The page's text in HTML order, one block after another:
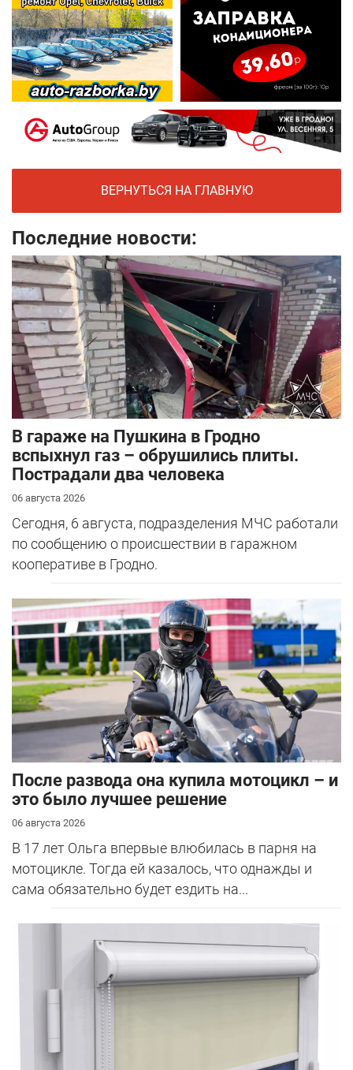
ВЕРНУТЬСЯ НА ГЛАВНУЮ
Последние новости:
В гараже на Пушкина в Гродно
вспыхнул газ – обрушились плиты.
Пострадали два человека
06 августа 2026
Сегодня, 6 августа, подразделения МЧС работали
по сообщению о происшествии в гаражном
кооперативе в Гродно.
После развода она купила мотоцикл – и
это было лучшее решение
06 августа 2026
В 17 лет Ольга впервые влюбилась в парня на
мотоцикле. Тогда ей казалось, что однажды и
сама обязательно будет ездить на...